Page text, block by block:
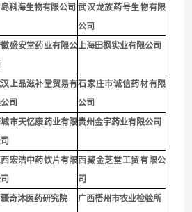
科海生物有限公司 武汉龙族药号生物有限
公司
盛安堂药业有限公上海田枫实业有限公司
上品滋补堂贸易有
司
石家庄市诚信药材有限
公司
市天忆康药业有限贵州金宇药业有限公司
宏洁中药饮片有限西藏金芝堂工贸有限公
司
奇沐医药研究院 广西梧州市农业检验所